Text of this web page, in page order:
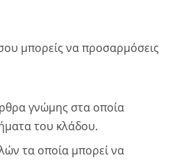
μπορείς να προσαρμόσεις
γνώμης στα οποία
του κλάδου.
τα οποία μπορεί να